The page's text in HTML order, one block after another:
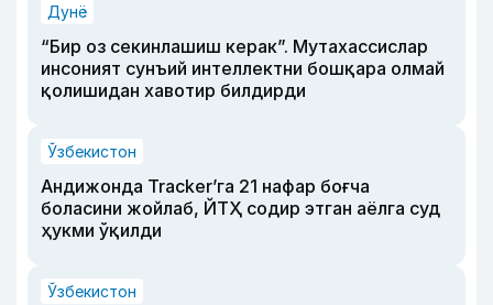
Дунё
“Бир оз секинлашиш керак”. Мутахассислар
инсоният сунъий интеллектни бошқара олмай
қолишидан хавотир билдирди
Ўзбекистон
Андижонда Tracker’га 21 нафар боғча
боласини жойлаб, ЙТҲ содир этган аёлга суд
ҳукми ўқилди
Ўзбекистон